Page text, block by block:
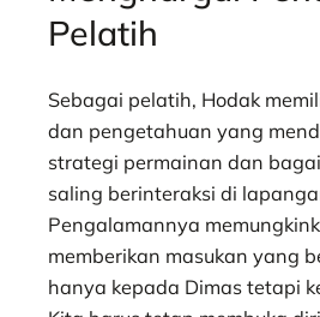
Pelatih
Sebagai pelatih, Hodak
dan pengetahuan yang
strategi permainan dan
saling berinteraksi di
Pengalamannya
memberikan masukan yang
hanya kepada Dimas tetapi